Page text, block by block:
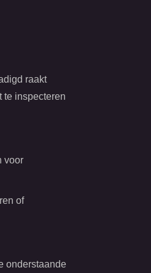
raakt
te inspecteren
voor
of
onderstaande